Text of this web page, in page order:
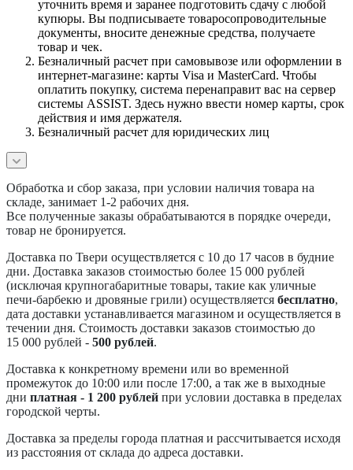
уточнить время и заранее подготовить сдачу с любой
купюры. Вы подписываете товаросопроводительные
документы, вносите денежные средства, получаете
товар и чек.
Безналичный расчет при самовывозе или оформлении в
интернет-магазине: карты Visa и MasterCard. Чтобы
оплатить покупку, система перенаправит вас на сервер
системы ASSIST. Здесь нужно ввести номер карты, срок
действия и имя держателя.
Безналичный расчет для юридических лиц
Обработка и сбор заказа, при условии наличия товара на
складе, занимает 1-2 рабочих дня.
Все полученные заказы обрабатываются в порядке очереди,
товар не бронируется.
Доставка по Твери осуществляется с 10 до 17 часов в будние
дни. Доставка заказов стоимостью более 15 000 рублей
(исключая крупногабаритные товары, такие как уличные
печи-барбекю и дровяные грили) осуществляется бесплатно,
дата доставки устанавливается магазином и осуществляется в
течении дня. Стоимость доставки заказов стоимостью до
15 000 рублей - 500 рублей.
Доставка к конкретному времени или во временной
промежуток до 10:00 или после 17:00, а так же в выходные
дни платная - 1 200 рублей при условии доставка в пределах
городской черты.
Доставка за пределы города платная и рассчитывается исходя
из расстояния от склада до адреса доставки.